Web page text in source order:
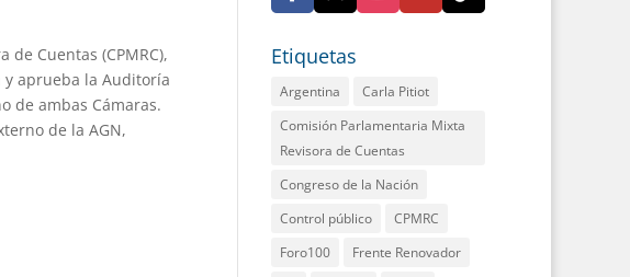
Cuentas (CPMRC),
aprueba la Auditoría
de ambas Cámaras.
de la AGN,
Etiquetas
Argentina
Carla Pitiot
Comisión Parlamentaria Mixta
Revisora de Cuentas
Congreso de la Nación
Control público
CPMRC
Foro100
Frente Renovador